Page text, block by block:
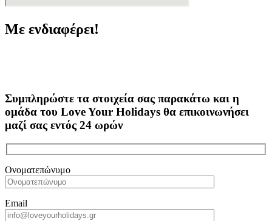
Με ενδιαφέρει!
Συμπληρώστε τα στοιχεία σας παρακάτω και η
ομάδα του Love Your Holidays θα επικοινωνήσει
μαζί σας εντός 24 ωρών
Ονοματεπώνυμο
Email